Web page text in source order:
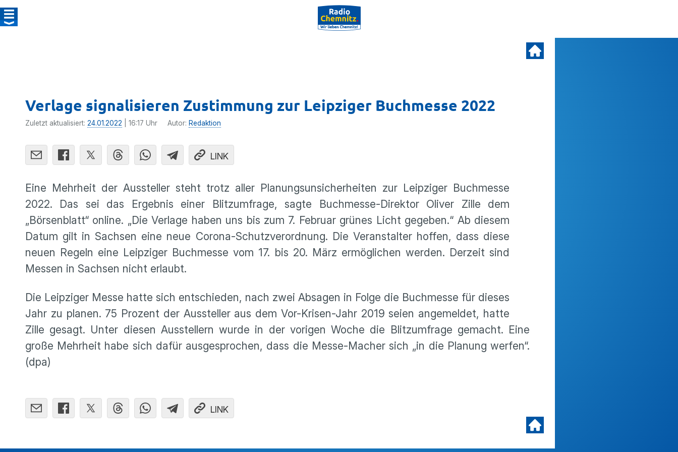
Verlage signalisieren Zustimmung zur Leipziger Buchmesse 2022
Zuletzt aktualisiert: 24.01.2022 | 16:17 Uhr Autor: Redaktion
LINK
Eine Mehrheit der Aussteller steht trotz aller Planungsunsicherheiten zur Leipziger Buchmesse
2022. Das sei das Ergebnis einer Blitzumfrage, sagte Buchmesse-Direktor Oliver Zille dem
„Börsenblatt“ online. „Die Verlage haben uns bis zum 7. Februar grünes Licht gegeben.“ Ab diesem
Datum gilt in Sachsen eine neue Corona-Schutzverordnung. Die Veranstalter hoffen, dass diese
neuen Regeln eine Leipziger Buchmesse vom 17. bis 20. März ermöglichen werden. Derzeit sind
Messen in Sachsen nicht erlaubt.
Die Leipziger Messe hatte sich entschieden, nach zwei Absagen in Folge die Buchmesse für dieses
Jahr zu planen. 75 Prozent der Aussteller aus dem Vor-Krisen-Jahr 2019 seien angemeldet, hatte
Zille gesagt. Unter diesen Ausstellern wurde in der vorigen Woche die Blitzumfrage gemacht. Eine
große Mehrheit habe sich dafür ausgesprochen, dass die Messe-Macher sich „in die Planung werfen“.
(dpa)
LINK